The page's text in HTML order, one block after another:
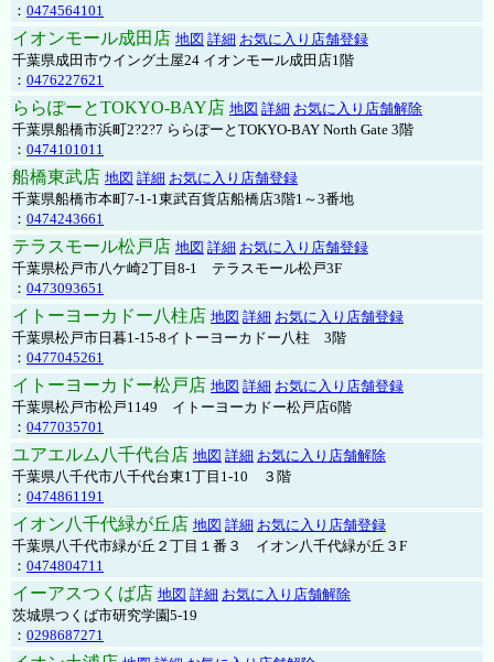
： 0474564101
イオンモール成田店 地図 詳細 お気に入り店舗登録
千葉県成田市ウイング土屋24 イオンモール成田店1階
： 0476227621
ららぽーとTOKYO-BAY店 地図 詳細 お気に入り店舗解除
千葉県船橋市浜町2?2?7 ららぽーとTOKYO-BAY North Gate 3階
： 0474101011
船橋東武店 地図 詳細 お気に入り店舗登録
千葉県船橋市本町7-1-1東武百貨店船橋店3階1～3番地
： 0474243661
テラスモール松戸店 地図 詳細 お気に入り店舗登録
千葉県松戸市八ケ崎2丁目8-1 テラスモール松戸3F
： 0473093651
イトーヨーカドー八柱店 地図 詳細 お気に入り店舗登録
千葉県松戸市日暮1-15-8イトーヨーカドー八柱 3階
： 0477045261
イトーヨーカドー松戸店 地図 詳細 お気に入り店舗登録
千葉県松戸市松戸1149 イトーヨーカドー松戸店6階
： 0477035701
ユアエルム八千代台店 地図 詳細 お気に入り店舗解除
千葉県八千代市八千代台東1丁目1-10 ３階
： 0474861191
イオン八千代緑が丘店 地図 詳細 お気に入り店舗登録
千葉県八千代市緑が丘２丁目１番３ イオン八千代緑が丘３F
： 0474804711
イーアスつくば店 地図 詳細 お気に入り店舗解除
茨城県つくば市研究学園5-19
： 0298687271